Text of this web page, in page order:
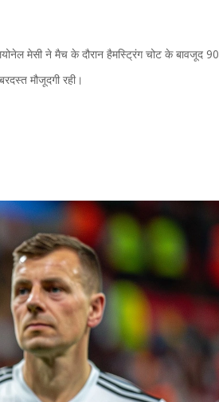
मेसी ने मैच के दौरान हैमस्ट्रिंग चोट के बावजूद 90
मौजूदगी रही।